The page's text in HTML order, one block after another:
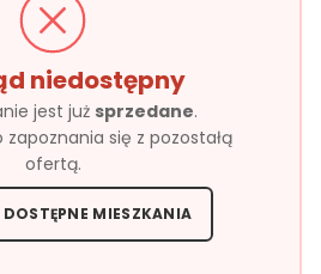
niedostępny
jest już sprzedane.
się z pozostałą
ofertą.
MIESZKANIA